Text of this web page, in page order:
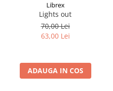
Librex
Lights out
70,00 Lei
63,00 Lei
ADAUGA IN COS